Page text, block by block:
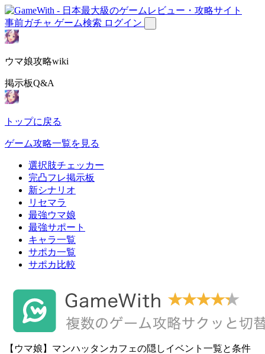
事前ガチャ ゲーム検索 ログイン
ウマ娘攻略wiki
掲示板Q&A
トップに戻る
ゲーム攻略一覧を見る
選択肢チェッカー
完凸フレ掲示板
新シナリオ
リセマラ
最強ウマ娘
最強サポート
キャラ一覧
サポカ一覧
サポカ比較
【ウマ娘】マンハッタンカフェの隠しイベント一覧と条件